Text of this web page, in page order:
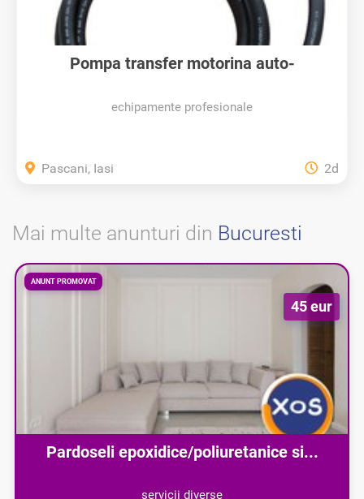
Pompa transfer motorina auto-
echipamente profesionale
Pascani, Iasi 2d
Mai multe anunturi din Bucuresti
ANUNT PROMOVAT
Pardoseli epoxidice/poliuretanice si...
servicii diverse
45 eur